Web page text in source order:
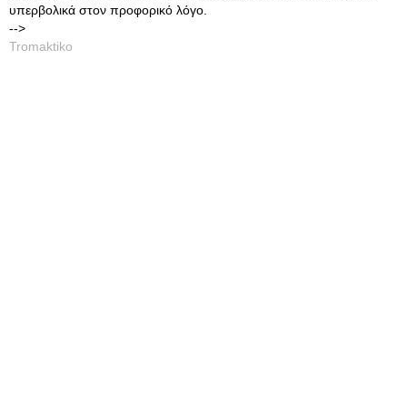
υπερβολικά στον προφορικό λόγο.
-->
Tromaktiko